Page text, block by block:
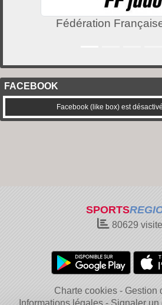
Fédération
FACEBOOK
Facebook (like box) est
SPORTS
80629
Charte cookies
Gestion
Informations légales
Signaler un